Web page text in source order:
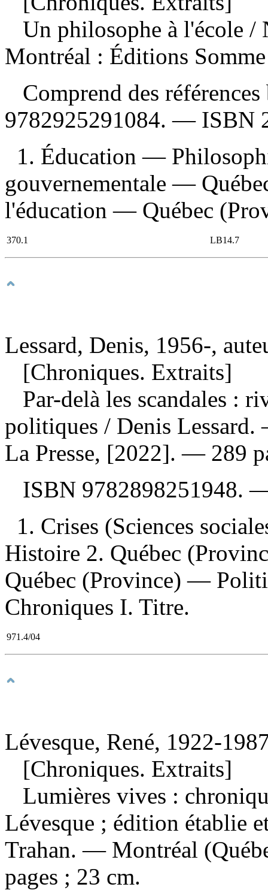
Un philosophe à l'école /
Montréal : Éditions
Comprend des
9782925291084. — ISBN
1. Éducation —
gouvernementale —
l'éducation — Québec
370.1 LB14.7
Lessard, Denis, 1956-,
[Chroniques. Extraits]
Par-delà les scandales :
politiques / Denis
La Presse, [2022]. — 289
ISBN 9782898251948.
1. Crises (Sciences
Histoire 2. Québec
Québec (Province) —
Chroniques I. Titre.
971.4/04
Lévesque, René, 1922-
[Chroniques. Extraits]
Lumières vives :
Lévesque ; édition établie
Trahan. — Montréal
pages ; 23 cm.